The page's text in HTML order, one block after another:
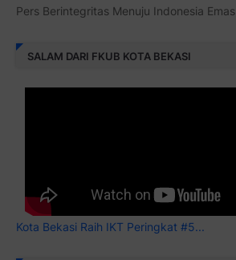
Pers Berintegritas Menuju Indonesia Emas
SALAM DARI FKUB KOTA BEKASI
Kota Bekasi Raih IKT Peringkat #5...